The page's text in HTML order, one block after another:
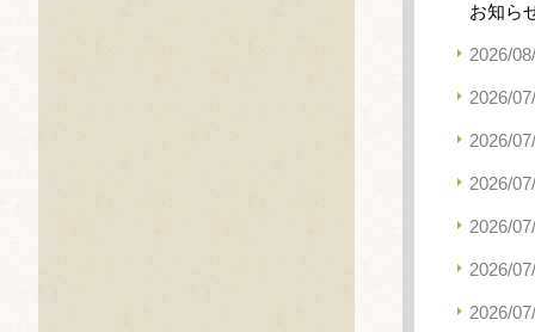
お知ら
2026/
2026/
2026/
2026/
2026/
2026/
2026/